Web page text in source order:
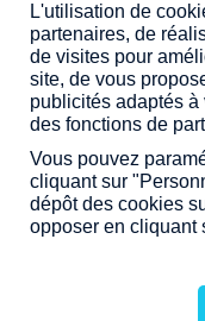
L'utilisation de
partenaires, de
de visites pour
site, de vous
publicités adaptés
des fonctions de
Vous pouvez
cliquant sur
dépôt des cookies
opposer en cliquant